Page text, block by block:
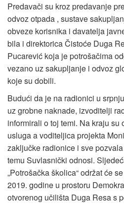
Predavači su kroz predavanje
odvoz otpada , sustave
obveze korisnika i davatelja
bila i direktorica Čistoće Duga
Pucarević koja je potrošačima
vezano uz sakupljanje i odvoz
koje su dobili.
Budući da je na radionici u
uz grobne naknade, izvoditelji
informirali o toj temi. Na kraju su
usluga a voditeljica projekta
zaključke radionice i sve
temu Suvlasnički odnosi.
„Potrošačka školica“ održat će
2019. godine u prostoru
otvorenog učilišta Duga Resa s